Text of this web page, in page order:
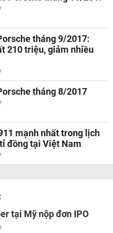
tháng 9/2017:
210 triệu, giảm nhiều
tháng 8/2017
mạnh nhất trong lịch
đồng tại Việt Nam
tại Mỹ nộp đơn IPO